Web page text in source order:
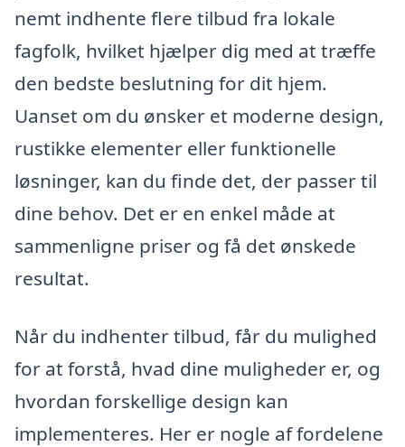
nemt indhente flere tilbud fra lokale
fagfolk, hvilket hjælper dig med at træffe
den bedste beslutning for dit hjem.
Uanset om du ønsker et moderne design,
rustikke elementer eller funktionelle
løsninger, kan du finde det, der passer til
dine behov. Det er en enkel måde at
sammenligne priser og få det ønskede
resultat.
Når du indhenter tilbud, får du mulighed
for at forstå, hvad dine muligheder er, og
hvordan forskellige design kan
implementeres. Her er nogle af fordelene